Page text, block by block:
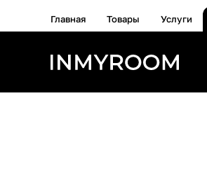
Главная Товары Услуги